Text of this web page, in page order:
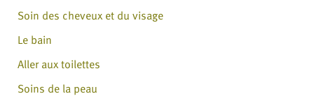
Soin des cheveux et du visage
Le bain
Aller aux toilettes
Soins de la peau